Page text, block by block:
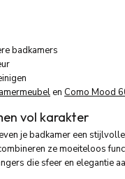
badkamers
en Como Mood
vol karakter
je badkamer een
ze moeiteloos
die sfeer en elegantie